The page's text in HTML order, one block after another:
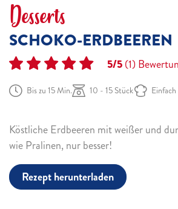
Desserts
SCHOKO-ERDBEEREN
5/5(1)
Bis zu 15 Min. 10 - 15 Stück Einfach
Köstliche Erdbeeren mit weißer und
wie Pralinen, nur besser!
Rezept herunterladen